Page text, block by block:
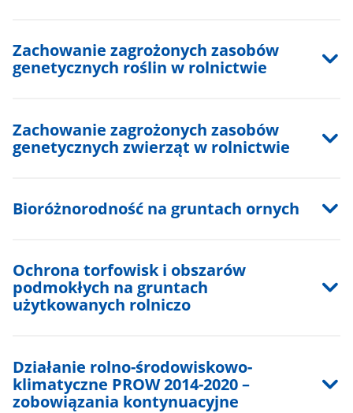
Zachowanie zagrożonych zasobów
genetycznych roślin w rolnictwie
Zachowanie zagrożonych zasobów
genetycznych zwierząt w rolnictwie
Bioróżnorodność na gruntach ornych
Ochrona torfowisk i obszarów
podmokłych na gruntach
użytkowanych rolniczo
Działanie rolno-środowiskowo-
klimatyczne PROW 2014-2020 –
zobowiązania kontynuacyjne